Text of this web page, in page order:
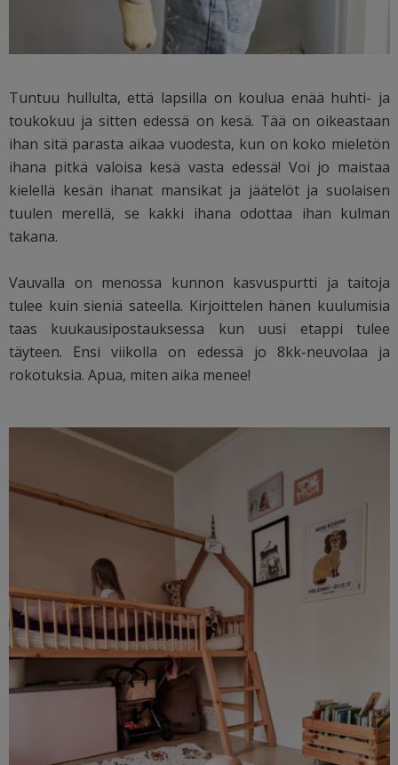
Tuntuu hullulta, että lapsilla on koulua enää huhti- ja
toukokuu ja sitten edessä on kesä. Tää on oikeastaan
ihan sitä parasta aikaa vuodesta, kun on koko mieletön
ihana pitkä valoisa kesä vasta edessä! Voi jo maistaa
kielellä kesän ihanat mansikat ja jäätelöt ja suolaisen
tuulen merellä, se kakki ihana odottaa ihan kulman
takana.
Vauvalla on menossa kunnon kasvuspurtti ja taitoja
tulee kuin sieniä sateella. Kirjoittelen hänen kuulumisia
taas kuukausipostauksessa kun uusi etappi tulee
täyteen. Ensi viikolla on edessä jo 8kk-neuvolaa ja
rokotuksia. Apua, miten aika menee!